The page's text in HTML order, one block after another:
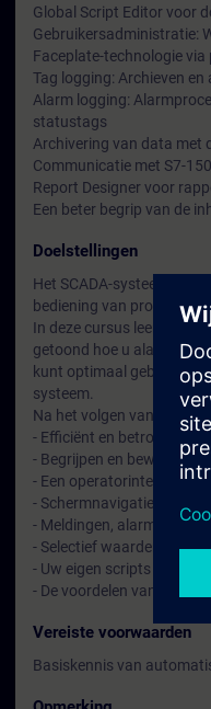
Global Script Editor voor
Gebruikersadministratie:
Faceplate-technologie
Tag logging: Archieven
Alarm logging:
statustags
Archivering van data met
Communicatie met S7-
Report Designer voor
Een beter begrip van de
Doelstellingen
Het SCADA-systeem
bediening van processen,
In deze cursus leert u hoe
getoond hoe u alarmen
kunt optimaal gebruik
systeem.
Na het volgen van de
- Efficiënt en betrouwbaar
- Begrijpen en bewerken
- Een operatorinterface
- Schermnavigatie en
- Meldingen, alarmen en
- Selectief waarden in
- Uw eigen scripts
- De voordelen van de
Vereiste voorwaarden
Basiskennis van